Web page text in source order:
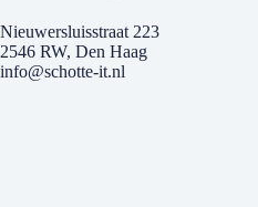
Nieuwersluisstraat 223
2546 RW, Den Haag
info@schotte-it.nl